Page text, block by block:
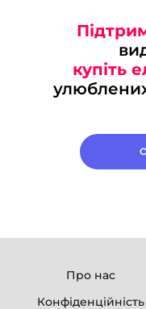
купіть
Про нас
Конфіденційність